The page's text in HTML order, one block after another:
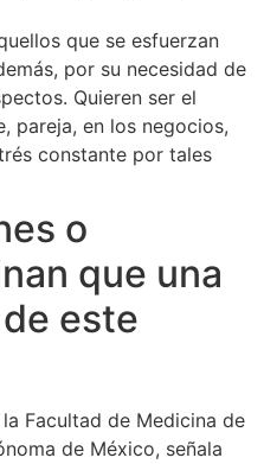
que se esfuerzan
por su necesidad de
Quieren ser el
pareja, en los negocios,
constante por tales
o
que una
este
Facultad de Medicina de
de México, señala